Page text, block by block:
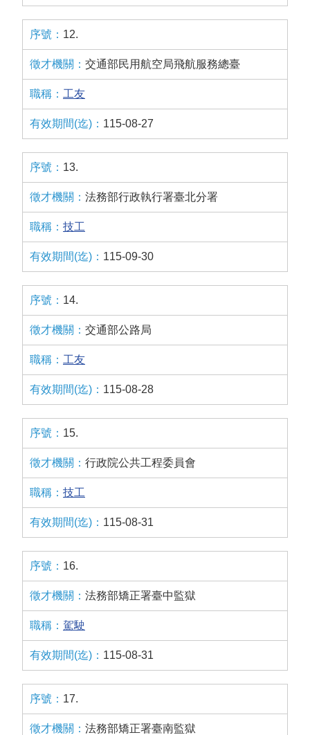
12.
交通部民用航空局飛航服務總臺
工友
115-08-27
13.
法務部行政執行署臺北分署
技工
115-09-30
14.
交通部公路局
工友
115-08-28
15.
行政院公共工程委員會
技工
115-08-31
16.
法務部矯正署臺中監獄
駕駛
115-08-31
17.
法務部矯正署臺南監獄